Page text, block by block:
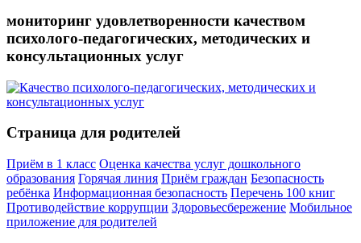
мониторинг удовлетворенности качеством
психолого-педагогических, методических и
консультационных услуг
Страница для родителей
Приём в 1 класс Оценка качества услуг дошкольного
образования Горячая линия Приём граждан Безопасность
ребёнка Информационная безопасность Перечень 100 книг
Противодействие коррупции Здоровьесбережение Мобильное
приложение для родителей